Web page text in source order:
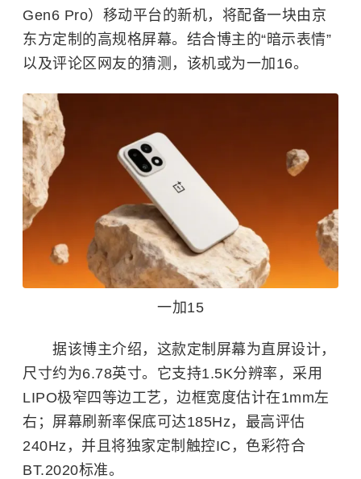
Gen6 Pro）移动平台的新机，将配备一块由京
东方定制的高规格屏幕。结合博主的“暗示表情”
以及评论区网友的猜测，该机或为一加16。
一加15
据该博主介绍，这款定制屏幕为直屏设计，
尺寸约为6.78英寸。它支持1.5K分辨率，采用
LIPO极窄四等边工艺，边框宽度估计在1mm左
右；屏幕刷新率保底可达185Hz，最高评估
240Hz，并且将独家定制触控IC，色彩符合
BT.2020标准。